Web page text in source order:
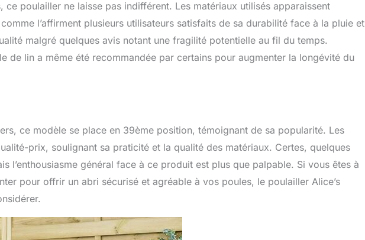
poulailler ne laisse pas indifférent. Les matériaux utilisés apparaissent
l’affirment plusieurs utilisateurs satisfaits de sa durabilité face à la pluie et
malgré quelques avis notant une fragilité potentielle au fil du temps.
de lin a même été recommandée par certains pour augmenter la longévité du
ce modèle se place en 39ème position, témoignant de sa popularité. Les
prix, soulignant sa praticité et la qualité des matériaux. Certes, quelques
l’enthousiasme général face à ce produit est plus que palpable. Si vous êtes à
pour offrir un abri sécurisé et agréable à vos poules, le poulailler Alice’s